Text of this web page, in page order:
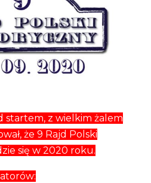
startem, z wielkim żalem
że 9 Rajd Polski
się w 2020 roku.